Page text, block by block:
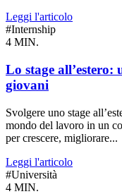
Leggi l'articolo
#Internship
4 MIN.
Lo stage all’estero:
giovani
Svolgere uno stage
mondo del lavoro in un
per crescere, migliorare...
Leggi l'articolo
#Università
4 MIN.